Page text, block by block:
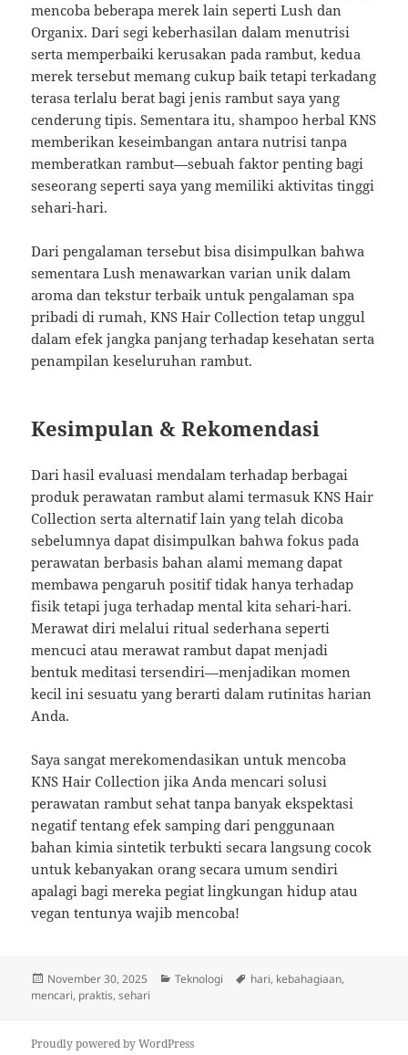
mencoba beberapa merek lain seperti Lush dan
Organix. Dari segi keberhasilan dalam menutrisi
serta memperbaiki kerusakan pada rambut, kedua
merek tersebut memang cukup baik tetapi terkadang
terasa terlalu berat bagi jenis rambut saya yang
cenderung tipis. Sementara itu, shampoo herbal KNS
memberikan keseimbangan antara nutrisi tanpa
memberatkan rambut—sebuah faktor penting bagi
seseorang seperti saya yang memiliki aktivitas tinggi
sehari-hari.
Dari pengalaman tersebut bisa disimpulkan bahwa
sementara Lush menawarkan varian unik dalam
aroma dan tekstur terbaik untuk pengalaman spa
pribadi di rumah, KNS Hair Collection tetap unggul
dalam efek jangka panjang terhadap kesehatan serta
penampilan keseluruhan rambut.
Kesimpulan & Rekomendasi
Dari hasil evaluasi mendalam terhadap berbagai
produk perawatan rambut alami termasuk KNS Hair
Collection serta alternatif lain yang telah dicoba
sebelumnya dapat disimpulkan bahwa fokus pada
perawatan berbasis bahan alami memang dapat
membawa pengaruh positif tidak hanya terhadap
fisik tetapi juga terhadap mental kita sehari-hari.
Merawat diri melalui ritual sederhana seperti
mencuci atau merawat rambut dapat menjadi
bentuk meditasi tersendiri—menjadikan momen
kecil ini sesuatu yang berarti dalam rutinitas harian
Anda.
Saya sangat merekomendasikan untuk mencoba
KNS Hair Collection jika Anda mencari solusi
perawatan rambut sehat tanpa banyak ekspektasi
negatif tentang efek samping dari penggunaan
bahan kimia sintetik terbukti secara langsung cocok
untuk kebanyakan orang secara umum sendiri
apalagi bagi mereka pegiat lingkungan hidup atau
vegan tentunya wajib mencoba!
Posted
on
November 30, 2025 Categories
Teknologi Tags
hari, kebahagiaan,
mencari, praktis,sehari
Proudly powered by WordPress